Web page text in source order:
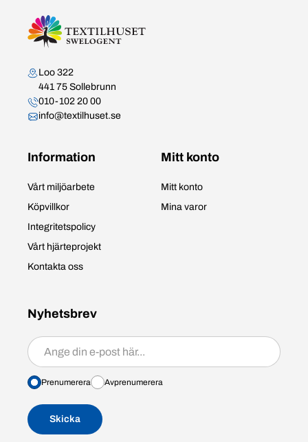
Kontakta oss
Loo 322
441 75 Sollebrunn
010-102 20 00
info@textilhuset.se
Information
Vårt miljöarbete
Köpvillkor
Integritetspolicy
Vårt hjärteprojekt
Kontakta oss
Mitt konto
Mitt konto
Mina varor
Nyhetsbrev
Prenumerera/avprenumerera
Prenumerera Avprenumerera
Skicka